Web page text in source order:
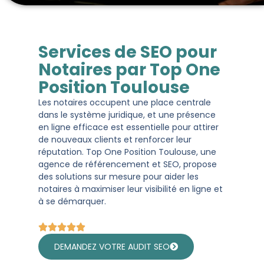
Services de SEO pour
Notaires par Top One
Position Toulouse
Les notaires occupent une place centrale
dans le système juridique, et une présence
en ligne efficace est essentielle pour attirer
de nouveaux clients et renforcer leur
réputation. Top One Position Toulouse, une
agence de référencement et SEO, propose
des solutions sur mesure pour aider les
notaires à maximiser leur visibilité en ligne et
à se démarquer.
DEMANDEZ VOTRE AUDIT SEO